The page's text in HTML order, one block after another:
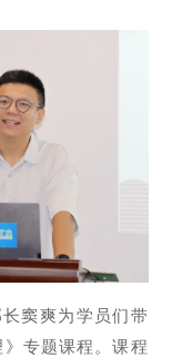
窦爽为学员们带
专题课程。课程